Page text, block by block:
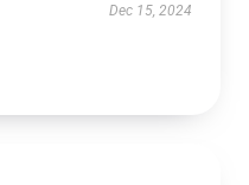
Dec 15, 2024